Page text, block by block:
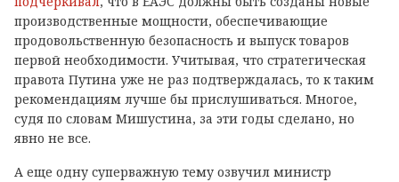
производственные мощности, обеспечивающие
продовольственную безопасность и выпуск товаров
первой необходимости. Учитывая, что стратегическая
правота Путина уже не раз подтверждалась, то к таким
рекомендациям лучше бы прислушиваться. Многое,
судя по словам Мишустина, за эти годы сделано, но
явно не все.
А еще одну суперважную тему озвучил министр